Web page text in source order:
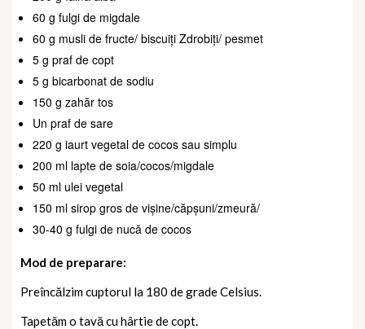
60 g fulgi de migdale
60 g musli de fructe/ biscuiți Zdrobiți/ pesmet
5 g praf de copt
5 g bicarbonat de sodiu
150 g zahăr tos
Un praf de sare
220 g iaurt vegetal de cocos sau simplu
200 ml lapte de soia/cocos/migdale
50 ml ulei vegetal
150 ml sirop gros de vișine/căpșuni/zmeură/
30-40 g fulgi de nucă de cocos
Mod de preparare:
Preîncălzim cuptorul la 180 de grade Celsius.
Tapetăm o tavă cu hârtie de copt.